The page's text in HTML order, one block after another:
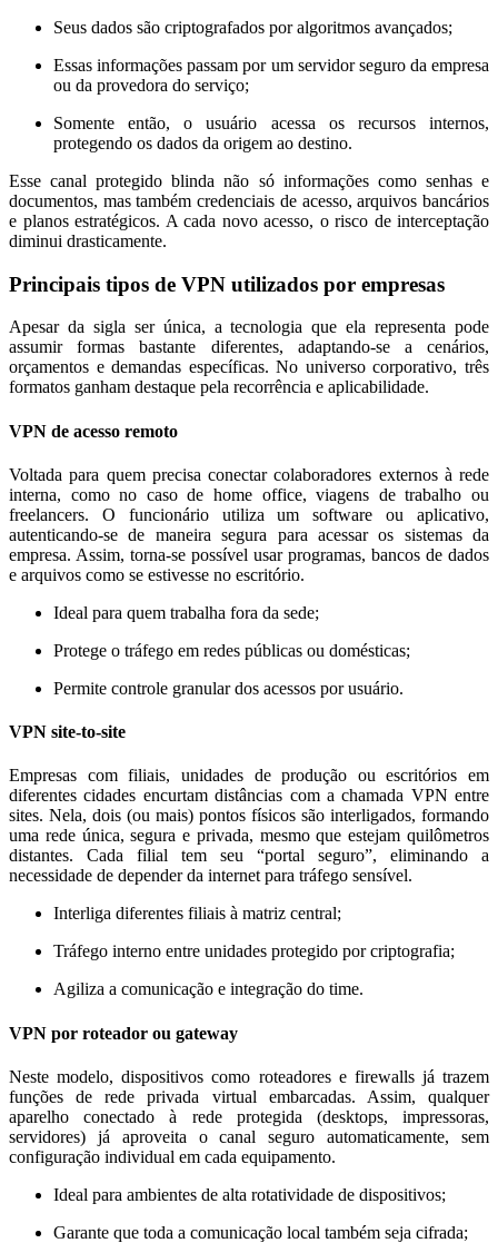
Seus dados são criptografados por algoritmos avançados;
Essas informações passam por um servidor seguro da empresa
ou da provedora do serviço;
Somente então, o usuário acessa os recursos internos,
protegendo os dados da origem ao destino.
Esse canal protegido blinda não só informações como senhas e
documentos, mas também credenciais de acesso, arquivos bancários
e planos estratégicos. A cada novo acesso, o risco de interceptação
diminui drasticamente.
Principais tipos de VPN utilizados por empresas
Apesar da sigla ser única, a tecnologia que ela representa pode
assumir formas bastante diferentes, adaptando-se a cenários,
orçamentos e demandas específicas. No universo corporativo, três
formatos ganham destaque pela recorrência e aplicabilidade.
VPN de acesso remoto
Voltada para quem precisa conectar colaboradores externos à rede
interna, como no caso de home office, viagens de trabalho ou
freelancers. O funcionário utiliza um software ou aplicativo,
autenticando-se de maneira segura para acessar os sistemas da
empresa. Assim, torna-se possível usar programas, bancos de dados
e arquivos como se estivesse no escritório.
Ideal para quem trabalha fora da sede;
Protege o tráfego em redes públicas ou domésticas;
Permite controle granular dos acessos por usuário.
VPN site-to-site
Empresas com filiais, unidades de produção ou escritórios em
diferentes cidades encurtam distâncias com a chamada VPN entre
sites. Nela, dois (ou mais) pontos físicos são interligados, formando
uma rede única, segura e privada, mesmo que estejam quilômetros
distantes. Cada filial tem seu “portal seguro”, eliminando a
necessidade de depender da internet para tráfego sensível.
Interliga diferentes filiais à matriz central;
Tráfego interno entre unidades protegido por criptografia;
Agiliza a comunicação e integração do time.
VPN por roteador ou gateway
Neste modelo, dispositivos como roteadores e firewalls já trazem
funções de rede privada virtual embarcadas. Assim, qualquer
aparelho conectado à rede protegida (desktops, impressoras,
servidores) já aproveita o canal seguro automaticamente, sem
configuração individual em cada equipamento.
Ideal para ambientes de alta rotatividade de dispositivos;
Garante que toda a comunicação local também seja cifrada;